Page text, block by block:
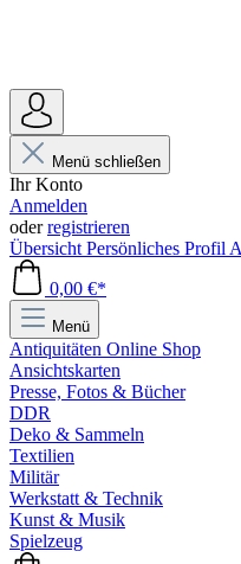
Menü schließen
Ihr Konto
Anmelden
oderregistrieren
Übersicht Persönliches Profil
0,00 €*
Menü
Antiquitäten Online Shop
Ansichtskarten
Presse, Fotos & Bücher
DDR
Deko & Sammeln
Textilien
Militär
Werkstatt & Technik
Kunst & Musik
Spielzeug